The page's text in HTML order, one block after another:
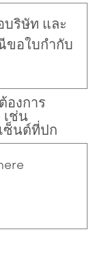
องการ
เช่น
ซ็นต์ที่ปก